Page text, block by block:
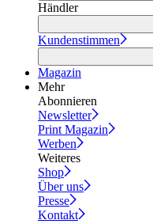
Händler
Kundenstimmen
Magazin
Mehr
Abonnieren
Newsletter
Print Magazin
Werben
Weiteres
Shop
Über uns
Presse
Kontakt